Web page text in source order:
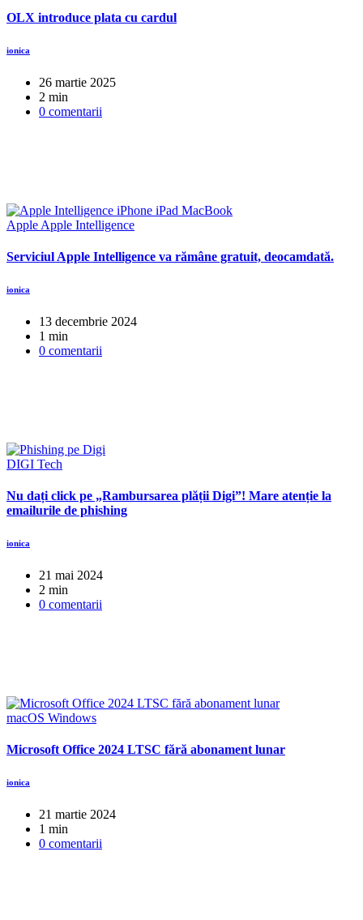
OLX introduce plata cu cardul
ionica
26 martie 2025
2 min
0 comentarii
Apple Apple Intelligence
Serviciul Apple Intelligence va rămâne gratuit, deocamdată.
ionica
13 decembrie 2024
1 min
0 comentarii
DIGI Tech
Nu dați click pe „Rambursarea plății Digi”! Mare atenție la
emailurile de phishing
ionica
21 mai 2024
2 min
0 comentarii
macOS Windows
Microsoft Office 2024 LTSC fără abonament lunar
ionica
21 martie 2024
1 min
0 comentarii